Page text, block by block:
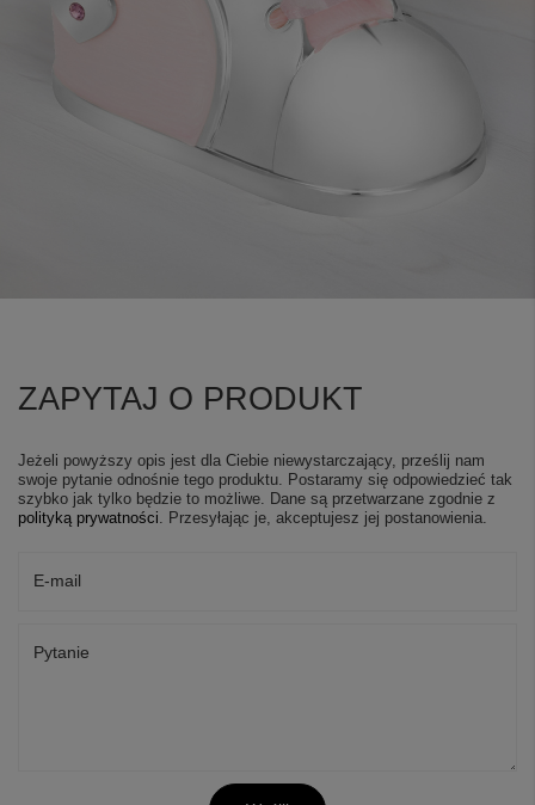
ZAPYTAJ O PRODUKT
Jeżeli powyższy opis jest dla Ciebie niewystarczający, prześlij nam
swoje pytanie odnośnie tego produktu. Postaramy się odpowiedzieć tak
szybko jak tylko będzie to możliwe. Dane są przetwarzane zgodnie z
polityką prywatności . Przesyłając je, akceptujesz jej postanowienia.
E-mail
Pytanie